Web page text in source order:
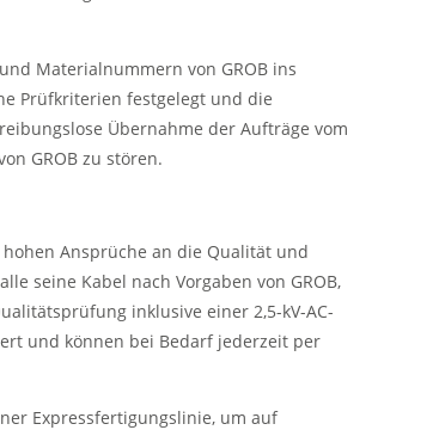
Materialnummern von GROB ins
Prüfkriterien festgelegt und die
Übernahme der Aufträge vom
GROB zu stören.
Ansprüche an die Qualität und
seine Kabel nach Vorgaben von GROB,
inklusive einer 2,5-kV-AC-
und können bei Bedarf jederzeit per
Expressfertigungslinie, um auf